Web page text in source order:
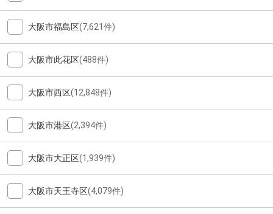
大阪市福島区(7,621件)
大阪市此花区(488件)
大阪市西区(12,848件)
大阪市港区(2,394件)
大阪市大正区(1,939件)
大阪市天王寺区(4,079件)